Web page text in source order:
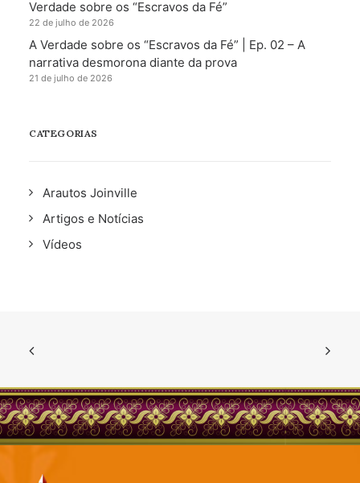
Verdade sobre os “Escravos da Fé”
22 de julho de 2026
A Verdade sobre os “Escravos da Fé” | Ep. 02 – A
narrativa desmorona diante da prova
21 de julho de 2026
CATEGORIAS
Arautos Joinville
Artigos e Notícias
Vídeos